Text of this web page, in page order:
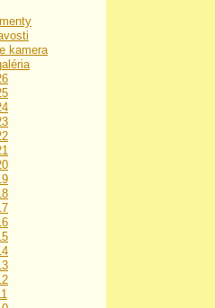
kamera